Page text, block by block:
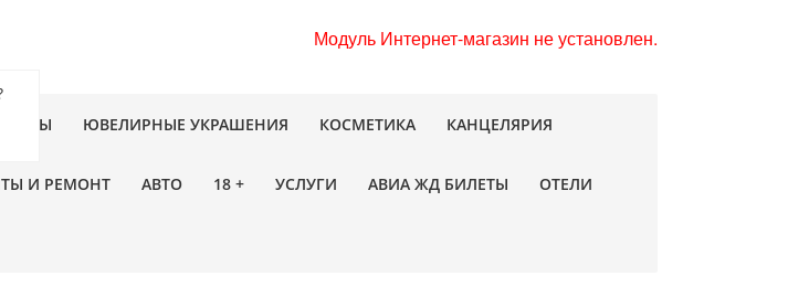
Модуль Интернет-магазин не установлен.
ЦВЕТЫ ЮВЕЛИРНЫЕ УКРАШЕНИЯ КОСМЕТИКА КАНЦЕЛЯРИЯ
И РЕМОНТ АВТО 18 + УСЛУГИ АВИА ЖД БИЛЕТЫ ОТЕЛИ